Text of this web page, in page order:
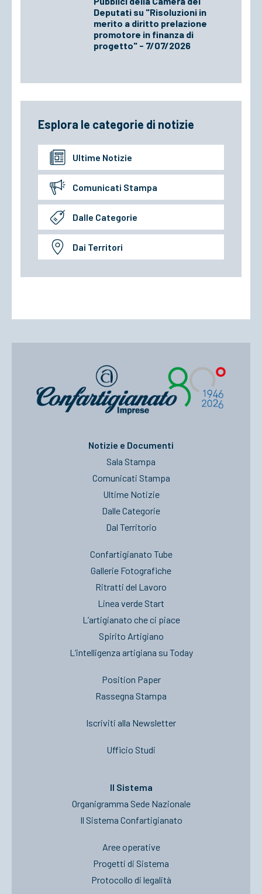
Deputati su "Risoluzioni in
merito a diritto prelazione
promotore in finanza di
progetto" - 7/07/2026
Esplora le categorie di notizie
Ultime Notizie
Comunicati Stampa
Dalle Categorie
Dai Territori
Notizie e Documenti
Sala Stampa
Comunicati Stampa
Ultime Notizie
Dalle Categorie
Dal Territorio
Confartigianato Tube
Gallerie Fotografiche
Ritratti del Lavoro
Linea verde Start
L’artigianato che ci piace
Spirito Artigiano
L’intelligenza artigiana su Today
Position Paper
Rassegna Stampa
Iscriviti alla Newsletter
Ufficio Studi
Il Sistema
Organigramma Sede Nazionale
Il Sistema Confartigianato
Aree operative
Progetti di Sistema
Protocollo di legalità